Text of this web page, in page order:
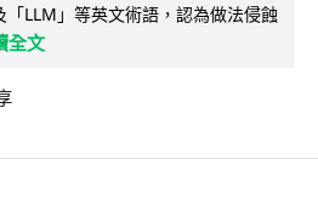
「LLM」等英文術語，認為做法侵蝕
全文